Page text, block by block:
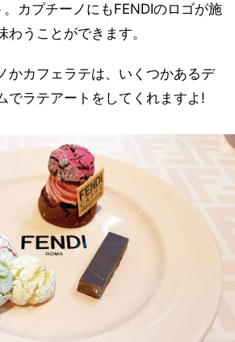
カプチーノにもFENDIのロゴが施
わうことができます。
かカフェラテは、いくつかあるデ
でラテアートをしてくれますよ!